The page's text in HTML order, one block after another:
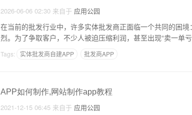
2026-06-06 02:30 来自于 应用公园
在当前的批发行业中，许多实体批发商正面临一个共同的困
烈。为了争取客户，不少人被迫压缩利润，甚至出现“卖一单
Tags: 实体批发商自建APP 批发商APP
APP如何制作,网站制作app教程
2021-12-15 06:45 来自于 应用公园